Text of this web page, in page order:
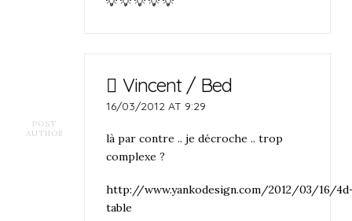
POST
AUTHOR
Vincent / Bed
16/03/2012 AT 9:29
là par contre .. je décroche .. trop
complexe ?
http://www.yankodesign.com/2012/03/16/
table